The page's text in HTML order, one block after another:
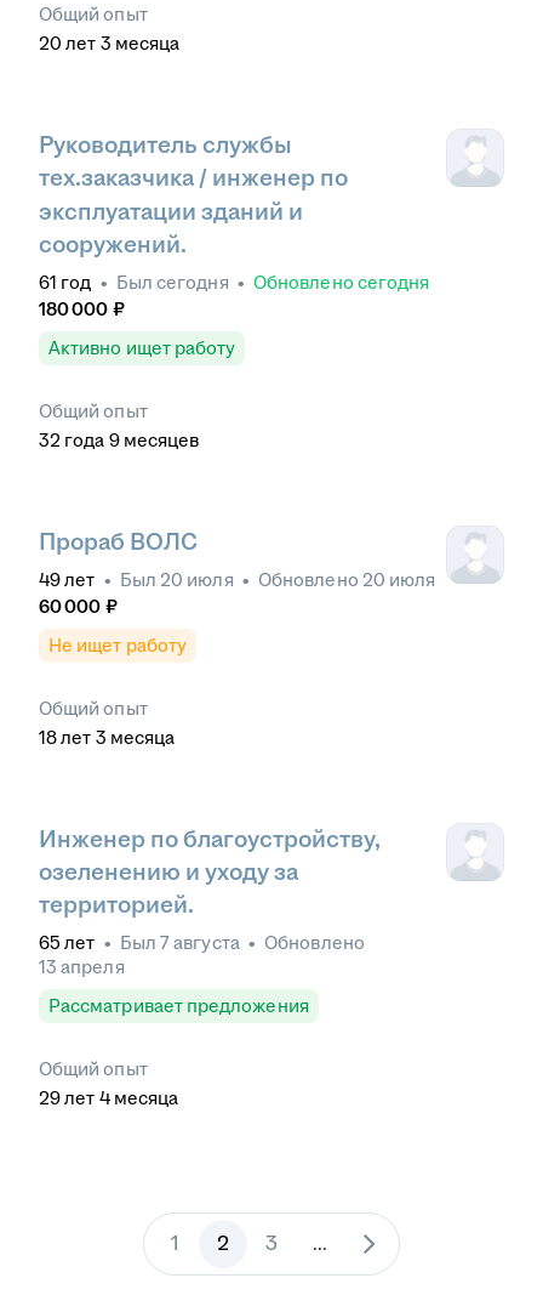
Общий опыт
20 лет 3 месяца
Руководитель службы
тех.заказчика / инженер по
эксплуатации зданий и
сооружений.
61 год • Был сегодня • Обновлено сегодня
180 000 ₽
Активно ищет работу
Общий опыт
32 года 9 месяцев
Прораб ВОЛС
49лет • Был 20 июля • Обновлено 20 июля
60 000 ₽
Не ищет работу
Общий опыт
18лет 3 месяца
Инженер по благоустройству,
озеленению и уходу за
территорией.
65 лет • Был 7 августа • Обновлено
13 апреля
Рассматривает предложения
Общий опыт
29лет 4 месяца
1 2 3 ...